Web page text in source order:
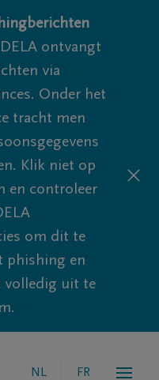
DELA ontvangt
via
Onder het
tracht men
Klik niet op
en controleer
om dit te
phishing en
volledig uit te
NL FR